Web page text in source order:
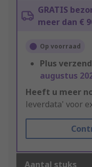
GRATIS
meer dan €
Op voorraad
Plus
augustus
Heeft u meer
leverdata' voor
Aantal stuks